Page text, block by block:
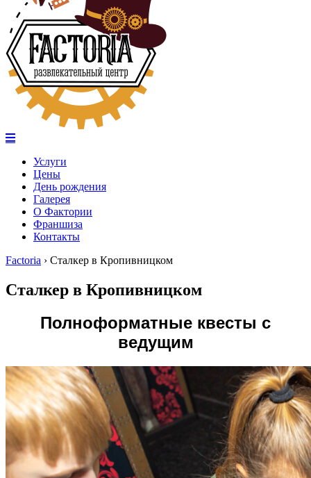
Услуги
Цены
День рождения
Галерея
О Фактории
Франшиза
Контакты
Factoria › Сталкер в Кропивницком
Сталкер в Кропивницком
Полноформатные квесты с
ведущим